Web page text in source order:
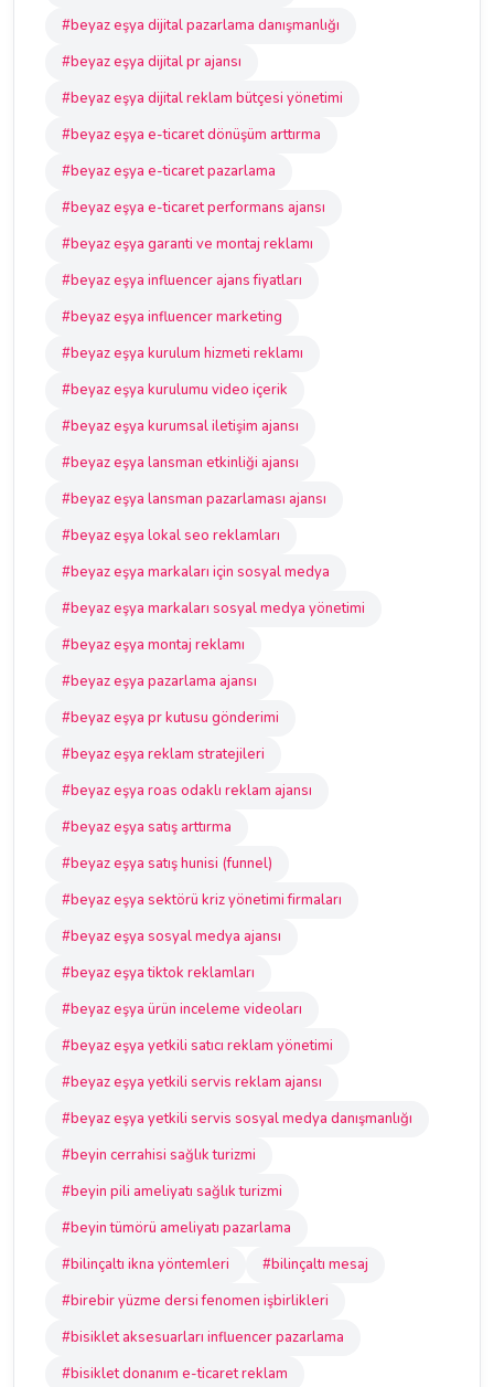
#beyaz eşya dijital pazarlama danışmanlığı
#beyaz eşya dijital pr ajansı
#beyaz eşya dijital reklam bütçesi yönetimi
#beyaz eşya e-ticaret dönüşüm arttırma
#beyaz eşya e-ticaret pazarlama
#beyaz eşya e-ticaret performans ajansı
#beyaz eşya garanti ve montaj reklamı
#beyaz eşya influencer ajans fiyatları
#beyaz eşya influencer marketing
#beyaz eşya kurulum hizmeti reklamı
#beyaz eşya kurulumu video içerik
#beyaz eşya kurumsal iletişim ajansı
#beyaz eşya lansman etkinliği ajansı
#beyaz eşya lansman pazarlaması ajansı
#beyaz eşya lokal seo reklamları
#beyaz eşya markaları için sosyal medya
#beyaz eşya markaları sosyal medya yönetimi
#beyaz eşya montaj reklamı
#beyaz eşya pazarlama ajansı
#beyaz eşya pr kutusu gönderimi
#beyaz eşya reklam stratejileri
#beyaz eşya roas odaklı reklam ajansı
#beyaz eşya satış arttırma
#beyaz eşya satış hunisi (funnel)
#beyaz eşya sektörü kriz yönetimi firmaları
#beyaz eşya sosyal medya ajansı
#beyaz eşya tiktok reklamları
#beyaz eşya ürün inceleme videoları
#beyaz eşya yetkili satıcı reklam yönetimi
#beyaz eşya yetkili servis reklam ajansı
#beyaz eşya yetkili servis sosyal medya danışmanlığı
#beyin cerrahisi sağlık turizmi
#beyin pili ameliyatı sağlık turizmi
#beyin tümörü ameliyatı pazarlama
#bilinçaltı ikna yöntemleri
#bilinçaltı mesaj
#birebir yüzme dersi fenomen işbirlikleri
#bisiklet aksesuarları influencer pazarlama
#bisiklet donanım e-ticaret reklam